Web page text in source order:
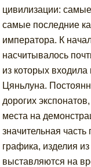
цивилизации:
самые последние
императора. К
насчитывалось
из которых
Цяньлуна.
дорогих
места на
значительная
графика, изделия
выставляются на